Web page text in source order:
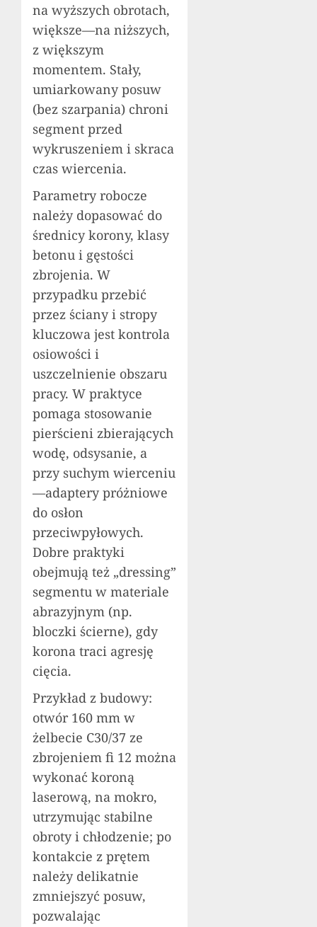
na wyższych obrotach,
większe—na niższych,
z większym
momentem. Stały,
umiarkowany posuw
(bez szarpania) chroni
segment przed
wykruszeniem i skraca
czas wiercenia.
Parametry robocze
należy dopasować do
średnicy korony, klasy
betonu i gęstości
zbrojenia. W
przypadku przebić
przez ściany i stropy
kluczowa jest kontrola
osiowości i
uszczelnienie obszaru
pracy. W praktyce
pomaga stosowanie
pierścieni zbierających
wodę, odsysanie, a
przy suchym wierceniu
—adaptery próżniowe
do osłon
przeciwpyłowych.
Dobre praktyki
obejmują też „dressing”
segmentu w materiale
abrazyjnym (np.
bloczki ścierne), gdy
korona traci agresję
cięcia.
Przykład z budowy:
otwór 160 mm w
żelbecie C30/37 ze
zbrojeniem fi 12 można
wykonać koroną
laserową, na mokro,
utrzymując stabilne
obroty i chłodzenie; po
kontakcie z prętem
należy delikatnie
zmniejszyć posuw,
pozwalając